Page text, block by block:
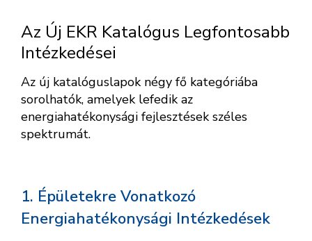
Az Új EKR Katalógus Legfontosabb
Intézkedései
Az új katalóguslapok négy fő kategóriába
sorolhatók, amelyek lefedik az
energiahatékonysági fejlesztések széles
spektrumát.
1. Épületekre Vonatkozó
Energiahatékonysági Intézkedések